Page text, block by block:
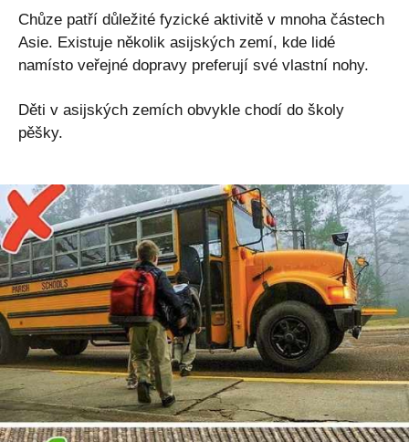
Chůze patří důležité fyzické aktivitě v mnoha částech
Asie. Existuje několik asijských zemí, kde lidé
namísto veřejné dopravy preferují své vlastní nohy.
Děti v asijských zemích obvykle chodí do školy
pěšky.